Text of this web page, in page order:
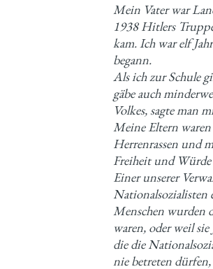
Mein Vater war
1938 Hitlers
kam. Ich war elf
begann.
Als ich zur Schule
gäbe auch
Volkes, sagte man
Meine Eltern
Herrenrassen und
Freiheit und
Einer unserer
Nationalsozialisten
Menschen wurden
waren, oder weil
die die
nie betreten dürfen,